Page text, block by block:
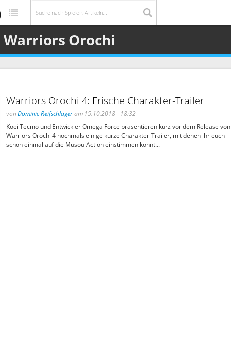
Orochi
Warriors Orochi 4: Frische Charakter-Trailer
von Dominic Reifschlägeram 15.10.2018 - 18:32
Koei Tecmo und Entwickler Omega Force präsentieren kurz vor dem Release von
Warriors Orochi 4 nochmals einige kurze Charakter-Trailer, mit denen ihr euch
schon einmal auf die Musou-Action einstimmen könnt...